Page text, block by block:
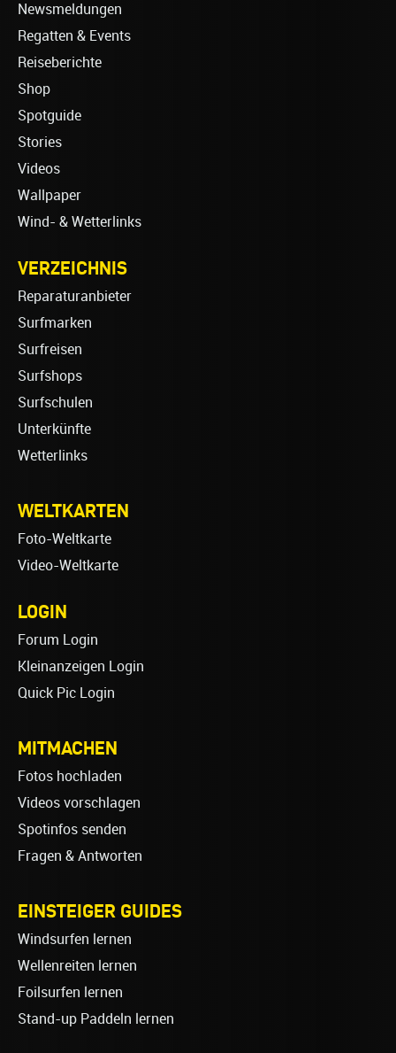
Newsmeldungen
Regatten & Events
Reiseberichte
Shop
Spotguide
Stories
Videos
Wallpaper
Wind- & Wetterlinks
VERZEICHNIS
Reparaturanbieter
Surfmarken
Surfreisen
Surfshops
Surfschulen
Unterkünfte
Wetterlinks
WELTKARTEN
Foto-Weltkarte
Video-Weltkarte
LOGIN
Forum Login
Kleinanzeigen Login
Quick Pic Login
MITMACHEN
Fotos hochladen
Videos vorschlagen
Spotinfos senden
Fragen & Antworten
EINSTEIGER GUIDES
Windsurfen lernen
Wellenreiten lernen
Foilsurfen lernen
Stand-up Paddeln lernen